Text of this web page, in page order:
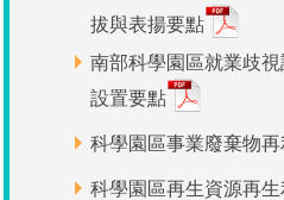
檔案管理局相關連結
育成中心
南科新港堂
園區宿舍簡介
自行車道網
南科實中
南科AI_ROBOT自造基地
南科創業工坊
永續園區
企業社會責任
永續LOHAS綠色園區
環保管理
勞資管理
建築管理
敦親睦鄰經費補助
拔與表揚要點
南部科學園區就業歧
設置要點
科學園區事業廢棄物
科學園區再生資源再